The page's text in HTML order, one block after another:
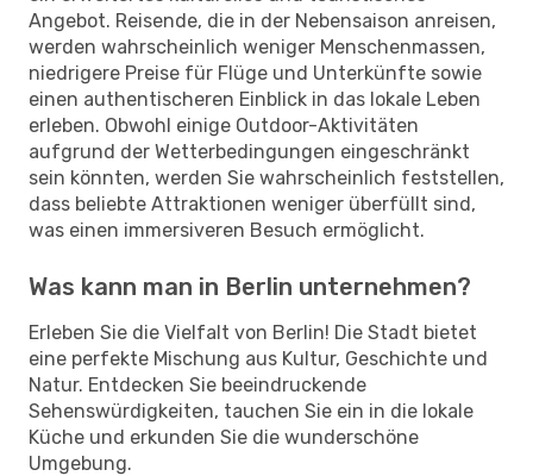
Angebot. Reisende, die in der Nebensaison anreisen,
werden wahrscheinlich weniger Menschenmassen,
niedrigere Preise für Flüge und Unterkünfte sowie
einen authentischeren Einblick in das lokale Leben
erleben. Obwohl einige Outdoor-Aktivitäten
aufgrund der Wetterbedingungen eingeschränkt
sein könnten, werden Sie wahrscheinlich feststellen,
dass beliebte Attraktionen weniger überfüllt sind,
was einen immersiveren Besuch ermöglicht.
Was kann man in Berlin unternehmen?
Erleben Sie die Vielfalt von Berlin! Die Stadt bietet
eine perfekte Mischung aus Kultur, Geschichte und
Natur. Entdecken Sie beeindruckende
Sehenswürdigkeiten, tauchen Sie ein in die lokale
Küche und erkunden Sie die wunderschöne
Umgebung.